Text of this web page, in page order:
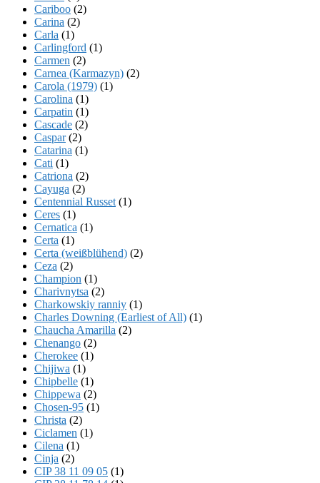
Cariboo (2)
Carina (2)
Carla (1)
Carlingford (1)
Carmen (2)
Carnea (Karmazyn) (2)
Carola (1979) (1)
Carolina (1)
Carpatin (1)
Cascade (2)
Caspar(2)
Catarina (1)
Cati (1)
Catriona (2)
Cayuga (2)
Centennial Russet (1)
Ceres (1)
Cernatica (1)
Certa (1)
Certa (weißblühend) (2)
Ceza (2)
Champion (1)
Charivnytsa (2)
Charkowskiy ranniy (1)
Charles Downing (Earliest of All) (1)
Chaucha Amarilla (2)
Chenango (2)
Cherokee (1)
Chijiwa (1)
Chipbelle (1)
Chippewa (2)
Chosen-95 (1)
Christa (2)
Ciclamen (1)
Cilena (1)
Cinja (2)
CIP 38 11 09 05 (1)